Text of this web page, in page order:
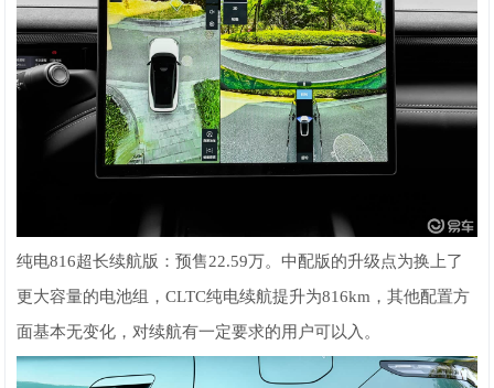
纯电816超长续航版：预售22.59万。中配版的升级点为换上了
更大容量的电池组，CLTC纯电续航提升为816km，其他配置方
面基本无变化，对续航有一定要求的用户可以入。